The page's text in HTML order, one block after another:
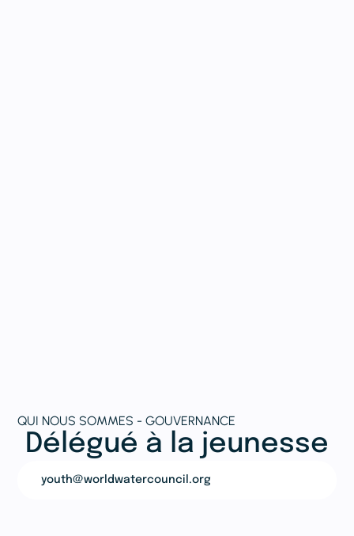
QUI NOUS SOMMES - GOUVERNANCE
Délégué à la jeunesse
youth@worldwatercouncil.org